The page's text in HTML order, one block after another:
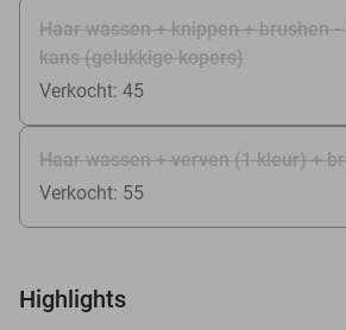
Haar wassen + knippen + brushen
kans (gelukkige kopers)
Verkocht: 45
Haar wassen + verven (1 kleur) +
Verkocht: 55
Highlights